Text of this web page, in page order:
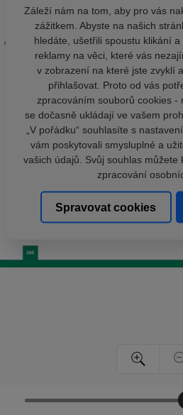
Záleží nám na tom, aby pro vás
zážitkem. Abyste na našich
hledáte, ušetřili spoustu klikání
reklamy na věci, které vás
v zobrazení na které jste zvyklí
přihlašovat. Proto od vás
zpracováním souborů cookies -
se dočasně ukládají ve vašem
„V pořádku“ souhlasíte s
vám poskytovali smysluplné a
vašich údajů. Svůj souhlas můžete
zpracování
Spravovat cookies